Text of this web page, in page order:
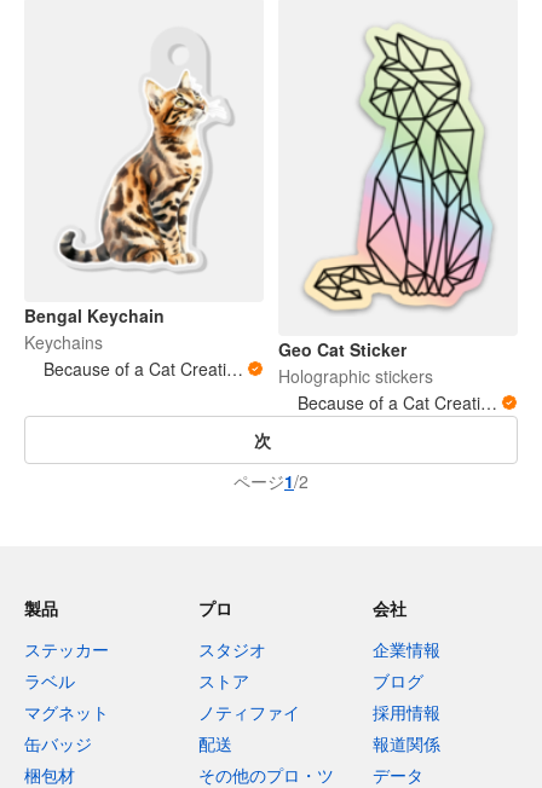
Bengal Keychain
Keychains
Because of a Cat Creations
Geo Cat Sticker
Holographic stickers
Because of a Cat Creations
次
ページ1/2
製品
ステッカー
ラベル
マグネット
缶バッジ
梱包材
プロ
スタジオ
ストア
ノティファイ
配送
その他のプロ・ツ
会社
企業情報
ブログ
採用情報
報道関係
データ